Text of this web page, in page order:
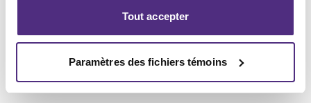
Tout accepter
Paramètres des fichiers témoins
Syndic responsable du dossier